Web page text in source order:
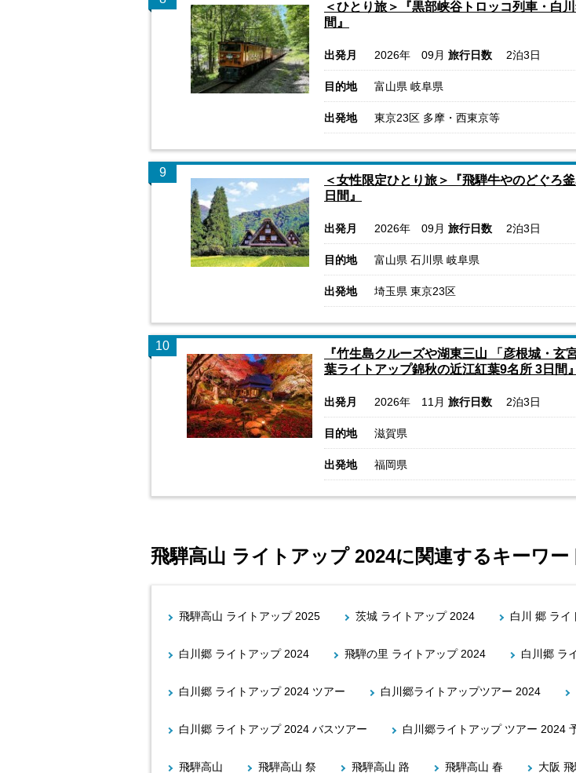
＜ひとり旅＞『黒部峡谷トロッコ列車・
間』
出発月 2026年 09月 旅行日数 2泊3日
目的地 富山県 岐阜県
出発地 東京23区 多摩・西東京等
9
＜女性限定ひとり旅＞『飛騨牛やのどぐろ
日間』
出発月 2026年 09月 旅行日数 2泊3日
目的地 富山県 石川県 岐阜県
出発地 埼玉県 東京23区
10
『竹生島クルーズや湖東三山 「彦根城・
葉ライトアップ錦秋の近江紅葉9名所 3日間
出発月 2026年 11月 旅行日数 2泊3日
目的地 滋賀県
出発地 福岡県
飛騨高山 ライトアップ 2024に関連するキーワー
飛騨高山 ライトアップ 2025 茨城 ライトアップ 2024 白川 郷 ライ
白川郷 ライトアップ 2024 飛騨の里 ライトアップ 2024 白川郷 ラ
白川郷 ライトアップ 2024 ツアー 白川郷ライトアップツアー 2024
白川郷 ライトアップ 2024 バスツアー 白川郷ライトアップ ツアー 2024
飛騨高山 飛騨高山 祭 飛騨高山 路 飛騨高山 春 大阪